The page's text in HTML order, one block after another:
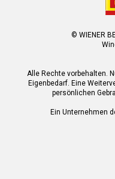
© WIENER
Alle Rechte vorbehalten.
Eigenbedarf. Eine
persönlichen
Ein Unternehmen